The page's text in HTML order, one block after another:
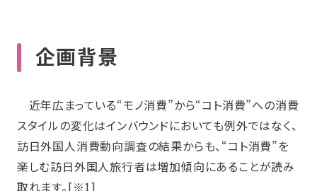
企画背景
近年広まっている“モノ消費”から“コト消費”への消費
スタイルの変化はインバウンドにおいても例外ではなく、
訪日外国人消費動向調査の結果からも、“コト消費”を
楽しむ訪日外国人旅行者は増加傾向にあることが読み
取れます。[※1]